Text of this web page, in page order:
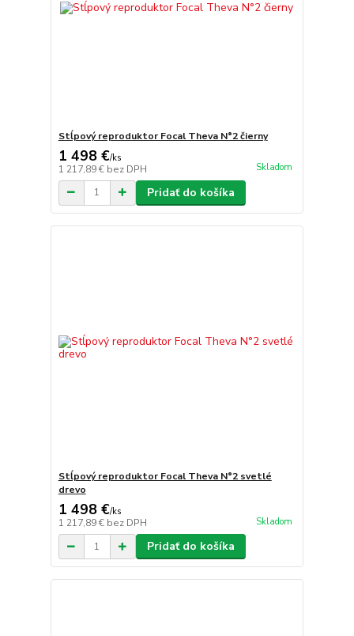
Stĺpový reproduktor Focal Theva N°2 čierny
1 498 €/ks
1 217,89 € bez DPH Skladom
Pridať do košíka
Stĺpový reproduktor Focal Theva N°2 svetlé
drevo
1 498 €/ks
1 217,89 € bez DPH Skladom
Pridať do košíka